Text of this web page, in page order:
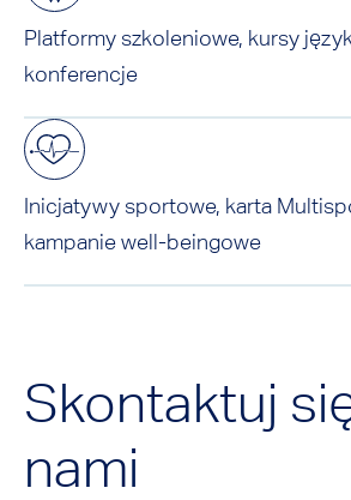
Platformy szkoleniowe, kursy
konferencje
Inicjatywy sportowe, karta
kampanie well-beingowe
Skontaktuj
nami